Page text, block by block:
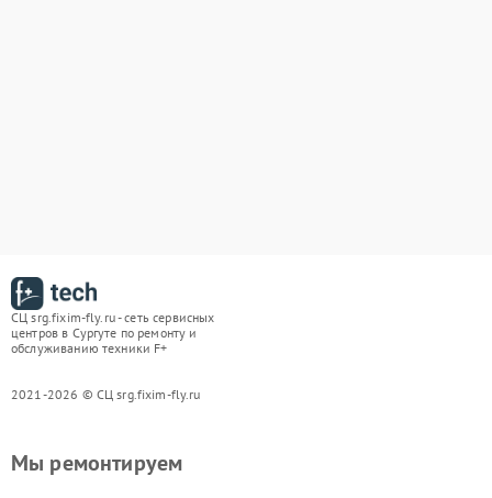
СЦ srg.fixim-fly.ru - сеть сервисных
центров в Сургуте по ремонту и
обслуживанию техники F+
2021-2026 © СЦ srg.fixim-fly.ru
Мы ремонтируем